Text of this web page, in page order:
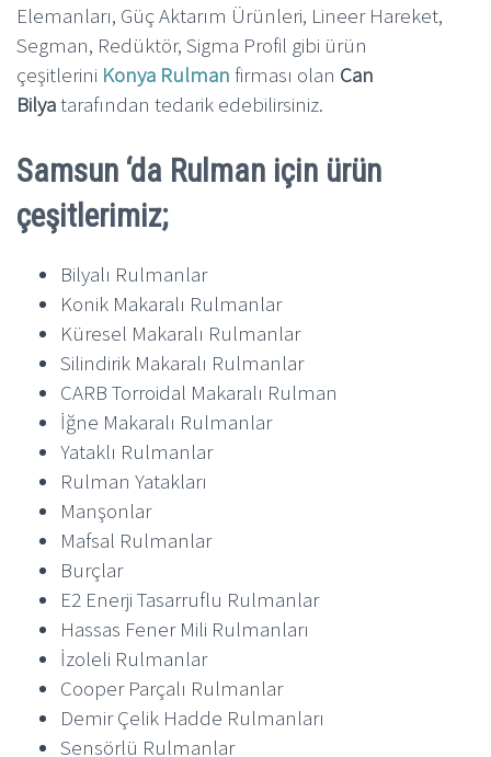
Elemanları, Güç Aktarım Ürünleri, Lineer Hareket,
Segman, Redüktör, Sigma Profil gibi ürün
çeşitlerini Konya Rulman firması olan Can
Bilyatarafından tedarik edebilirsiniz.
Samsun ‘da Rulman için ürün
çeşitlerimiz;
Bilyalı Rulmanlar
Konik Makaralı Rulmanlar
Küresel Makaralı Rulmanlar
Silindirik Makaralı Rulmanlar
CARB Torroidal Makaralı Rulman
İğne Makaralı Rulmanlar
Yataklı Rulmanlar
Rulman Yatakları
Manşonlar
Mafsal Rulmanlar
Burçlar
E2 Enerji Tasarruflu Rulmanlar
Hassas Fener Mili Rulmanları
İzoleli Rulmanlar
Cooper Parçalı Rulmanlar
Demir Çelik Hadde Rulmanları
Sensörlü Rulmanlar